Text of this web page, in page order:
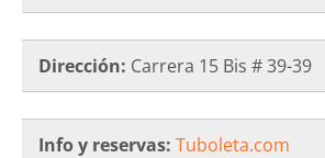
Dirección: Carrera 15 Bis # 39-39
Info y reservas: Tuboleta.com